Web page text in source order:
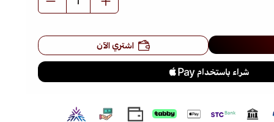
اشتري الآن